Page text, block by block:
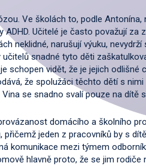
Ve školách to, podle Antonína,
Učitelé je často považují za
neklidné, narušují výuku,
snadné tyto děti
schopen vidět, že je jejich odlišné
že spolužáci těchto dětí s
Vina se snadno svalí pouze na
domácího a školního
jeden z pracovníků by s
komunikace mezi týmem
hlavně proto, že se jim rodiče